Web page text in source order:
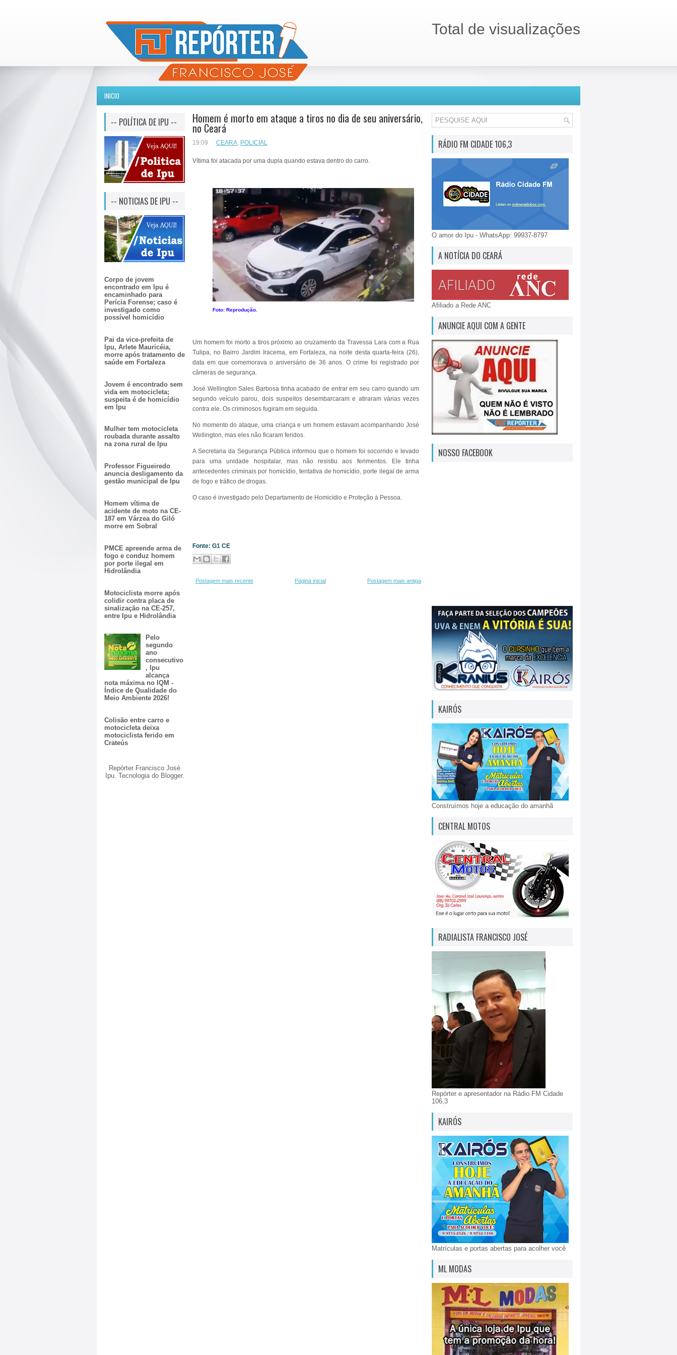
Total de visualizações
INICIO
-- POLÍTICA DE IPU --
-- NOTICIAS DE IPU --
Corpo de jovem
encontrado em Ipu é
encaminhado para
Perícia Forense; caso é
investigado como
possível homicídio
Pai da vice-prefeita de
Ipu, Arlete Mauricéia,
morre após tratamento de
saúde em Fortaleza
Jovem é encontrado sem
vida em motocicleta;
suspeita é de homicídio
em Ipu
Mulher tem motocicleta
roubada durante assalto
na zona rural de Ipu
Professor Figueiredo
anuncia desligamento da
gestão municipal de Ipu
Homem vítima de
acidente de moto na CE-
187 em Várzea do Giló
morre em Sobral
PMCE apreende arma de
fogo e conduz homem
por porte ilegal em
Hidrolândia
Motociclista morre após
colidir contra placa de
sinalização na CE-257,
entre Ipu e Hidrolândia
Pelo
segundo
ano
consecutivo
, Ipu
alcança
nota máxima no IQM -
Índice de Qualidade do
Meio Ambiente 2026!
Colisão entre carro e
motocicleta deixa
motociclista ferido em
Crateús
Repórter Francisco José
Ipu. Tecnologia do Blogger.
Homem é morto em ataque a tiros no dia de seu aniversário,
no Ceará
19:09 CEARA, POLICIAL
Vítima foi atacada por uma dupla quando estava dentro do carro.
Foto: Reprodução.
Um homem foi morto a tiros próximo ao cruzamento da Travessa Lara com a Rua
Tulipa, no Bairro Jardim Iracema, em Fortaleza, na noite desta quarta-feira (26),
data em que comemorava o aniversário de 36 anos. O crime foi registrado por
câmeras de segurança.
José Wellington Sales Barbosa tinha acabado de entrar em seu carro quando um
segundo veículo parou, dois suspeitos desembarcaram e atiraram várias vezes
contra ele. Os criminosos fugiram em seguida.
No momento do ataque, uma criança e um homem estavam acompanhando José
Wellington, mas eles não ficaram feridos.
A Secretaria da Segurança Pública informou que o homem foi socorrido e levado
para uma unidade hospitalar, mas não resistiu aos ferimentos. Ele tinha
antecedentes criminais por homicídio, tentativa de homicídio, porte ilegal de arma
de fogo e tráfico de drogas.
O caso é investigado pelo Departamento de Homicídio e Proteção à Pessoa.
Fonte: G1 CE
Postagem mais recente Postagem mais antiga
Página inicial
RÁDIO FM CIDADE 106,3
O amor do Ipu - WhatsApp: 99937-8797
A NOTÍCIA DO CEARÁ
Afiliado a Rede ANC
ANUNCIE AQUI COM A GENTE
NOSSO FACEBOOK
KAIRÓS
Construímos hoje a educação do amanhã
CENTRAL MOTOS
RADIALISTA FRANCISCO JOSÉ
Repórter e apresentador na Rádio FM Cidade
106,3
KAIRÓS
Matrículas e portas abertas para acolher você
ML MODAS